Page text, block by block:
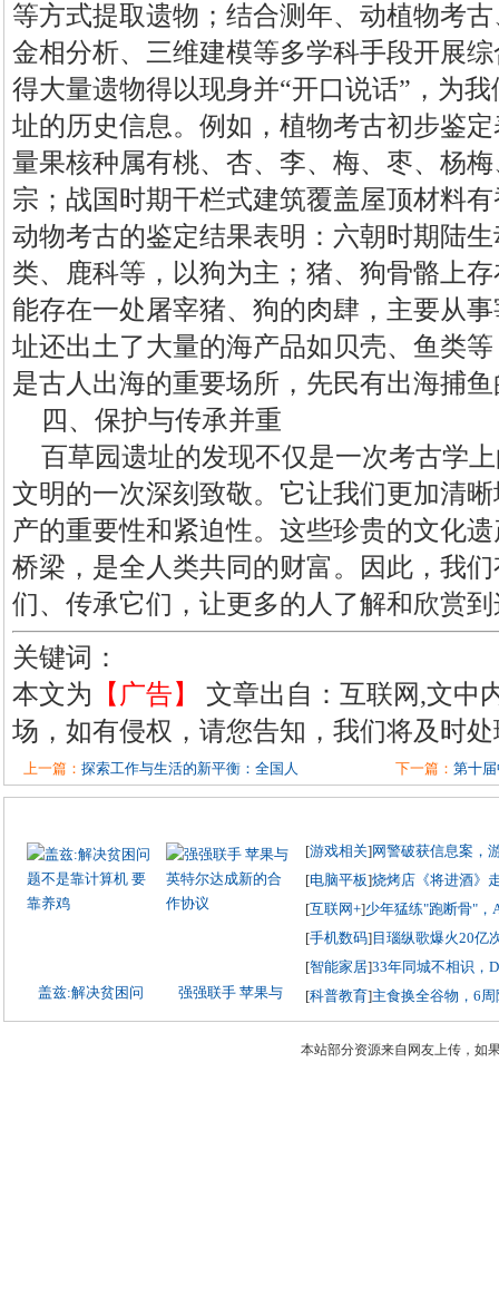
等方式提取遗物；结合测年、动植物考
金相分析、三维建模等多学科手段开展
得大量遗物得以现身并“开口说话”，为
址的历史信息。例如，植物考古初步鉴
量果核种属有桃、杏、李、梅、枣、杨
宗；战国时期干栏式建筑覆盖屋顶材料
动物考古的鉴定结果表明：六朝时期陆
类、鹿科等，以狗为主；猪、狗骨骼上
能存在一处屠宰猪、狗的肉肆，主要从
址还出土了大量的海产品如贝壳、鱼类
是古人出海的重要场所，先民有出海捕
四、保护与传承并重
百草园遗址的发现不仅是一次考古学
文明的一次深刻致敬。它让我们更加清
产的重要性和紧迫性。这些珍贵的文化
桥梁，是全人类共同的财富。因此，我
们、传承它们，让更多的人了解和欣赏
关键词：
本文为 【广告】
文章出自：互联网,文中
场，如有侵权，请您告知，我们将及时
上一篇： 探索工作与生活的新平衡：全国人 下一篇： 第十
盖兹:解决贫困问 强强联手 苹果与
[游戏相关]网警破获信息案，
[电脑平板]烧烤店《将进酒》
[互联网+]少年猛练"跑断骨"，
[手机数码]目瑙纵歌爆火20亿
[智能家居]33年同城不相识，
[科普教育]主食换全谷物，6
本站部分资源来自网友上传，如